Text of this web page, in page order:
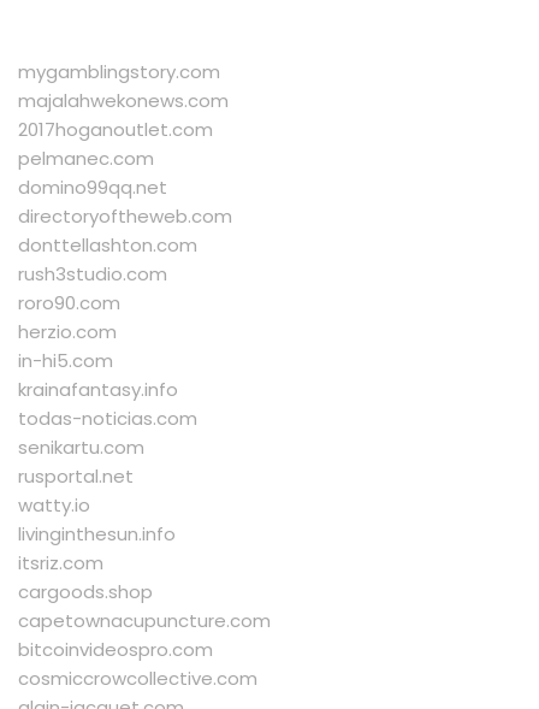
mygamblingstory.com
majalahwekonews.com
2017hoganoutlet.com
pelmanec.com
domino99qq.net
directoryoftheweb.com
donttellashton.com
rush3studio.com
roro90.com
herzio.com
in-hi5.com
krainafantasy.info
todas-noticias.com
senikartu.com
rusportal.net
watty.io
livinginthesun.info
itsriz.com
cargoods.shop
capetownacupuncture.com
bitcoinvideospro.com
cosmiccrowcollective.com